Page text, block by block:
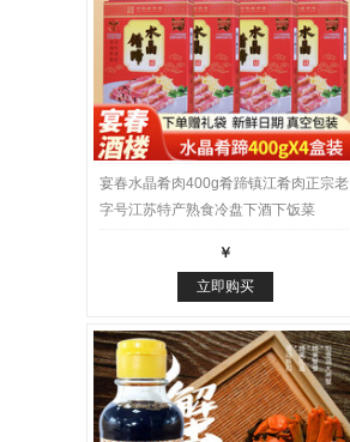
宴春水晶肴肉400g肴蹄镇江肴肉正宗老
字号江苏特产熟食冷盘下酒下饭菜
￥
立即购买